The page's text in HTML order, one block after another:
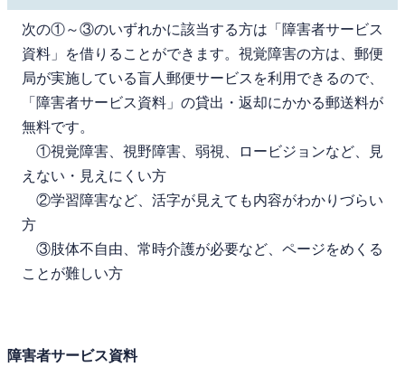
次の①～③のいずれかに該当する方は「障害者サービス
資料」を借りることができます。視覚障害の方は、郵便
局が実施している盲人郵便サービスを利用できるので、
「障害者サービス資料」の貸出・返却にかかる郵送料が
無料です。
①視覚障害、視野障害、弱視、ロービジョンなど、見
えない・見えにくい方
②学習障害など、活字が見えても内容がわかりづらい
方
③肢体不自由、常時介護が必要など、ページをめくる
ことが難しい方
障害者サービス資料